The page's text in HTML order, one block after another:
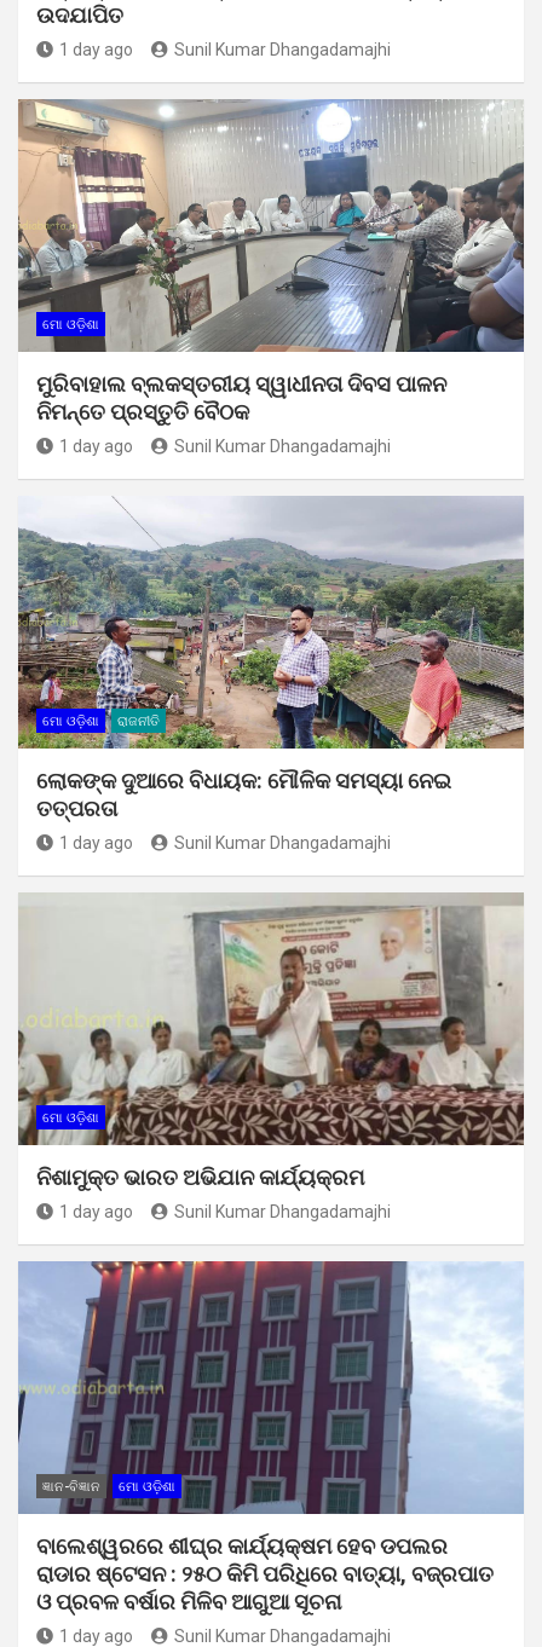
ଉଦଯାପିତ
1 day ago Sunil Kumar Dhangadamajhi
ମୋ ଓଡ଼ିଶା
ମୁରିବାହାଲ ବ୍ଲକସ୍ତରୀୟ ସ୍ୱାଧୀନତା ଦିବସ ପାଳନ
ନିମନ୍ତେ ପ୍ରସ୍ତୁତି ବୈଠକ
1 day ago Sunil Kumar Dhangadamajhi
ମୋ ଓଡ଼ିଶା ରାଜନୀତି
ଲୋକଙ୍କ ଦୁଆରେ ବିଧାୟକ: ମୌଳିକ ସମସ୍ୟା ନେଇ
ତତ୍ପରତା
1 day ago Sunil Kumar Dhangadamajhi
ମୋ ଓଡ଼ିଶା
ନିଶାମୁକ୍ତ ଭାରତ ଅଭିଯାନ କାର୍ଯ୍ୟକ୍ରମ
1 day ago Sunil Kumar Dhangadamajhi
ଜ୍ଞାନ-ବିଜ୍ଞାନ ମୋ ଓଡ଼ିଶା
ବାଲେଶ୍ୱରରେ ଶୀଘ୍ର କାର୍ଯ୍ୟକ୍ଷମ ହେବ ଡପଲର
ରାଡାର ଷ୍ଟେସନ : ୨୫୦ କିମି ପରିଧିରେ ବାତ୍ୟା, ବଜ୍ରପାତ
ଓ ପ୍ରବଳ ବର୍ଷାର ମିଳିବ ଆଗୁଆ ସୂଚନା
1 day ago Sunil Kumar Dhangadamajhi